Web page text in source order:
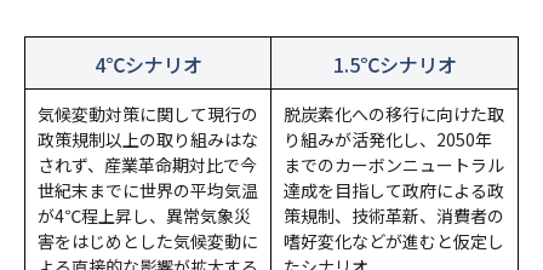
4℃シナリオ 1.5℃シナリオ
気候変動対策に関して現行の
政策規制以上の取り組みはな
されず、産業革命期対比で今
世紀末までに世界の平均気温
が4℃程上昇し、異常気象災
害をはじめとした気候変動に
脱炭素化への移行に向けた取
り組みが活発化し、2050年
までのカーボンニュートラル
達成を目指して政府による政
策規制、技術革新、消費者の
嗜好変化などが進むと仮定し